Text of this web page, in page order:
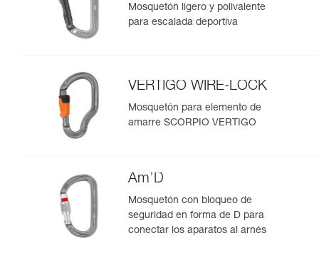
Mosquetón ligero y polivalente
para escalada deportiva
VERTIGO WIRE-LOCK
Mosquetón para elemento de
amarre SCORPIO VERTIGO
Am’D
Mosquetón con bloqueo de
seguridad en forma de D para
conectar los aparatos al arnés